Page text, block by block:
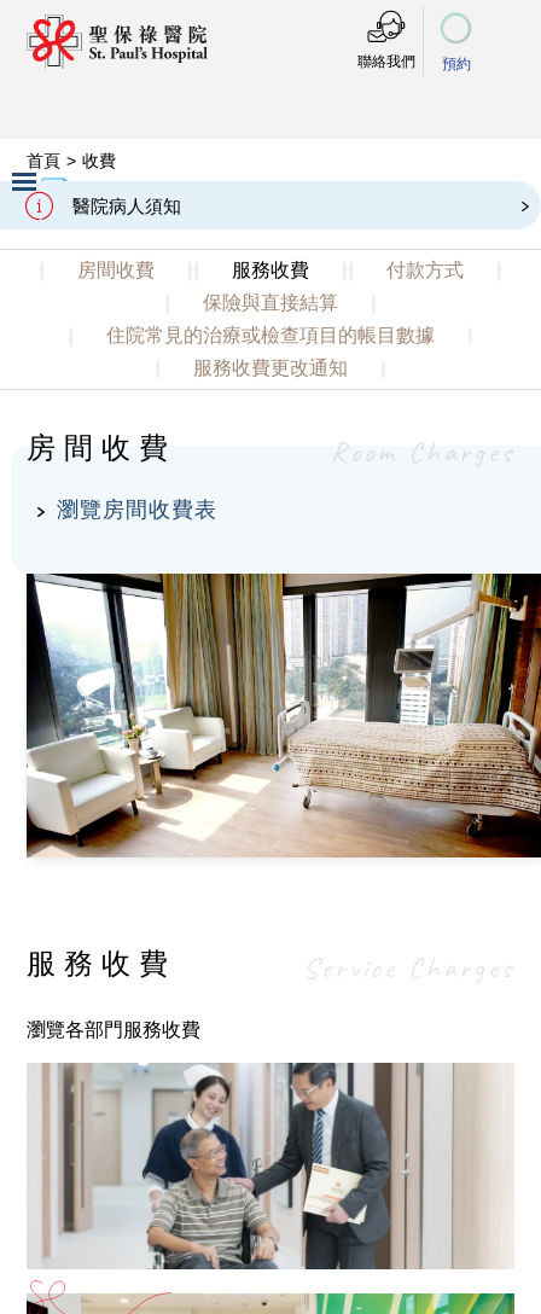
聯絡我們 預約
醫院病人須知
Slide 2 of 3.
首頁 > 收費
收費
房間收費 服務收費
付款方式
保險與直接結算
住院常見的治療或檢查項目的帳目數據
服務收費更改通知
房間收費 Room Charges
瀏覽房間收費表
服務收費 Service Charges
瀏覽各部門服務收費
放射治療及腫瘤科中心